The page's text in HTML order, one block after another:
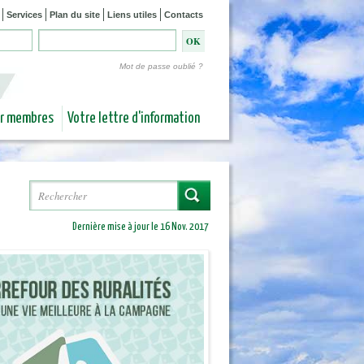
Services Plan du site Liens utiles Contacts
Mot de passe oublié ?
membres Votre lettre d'information
Formulaire de recherche
Rechercher
Dernière mise à jour le 16 Nov. 2017